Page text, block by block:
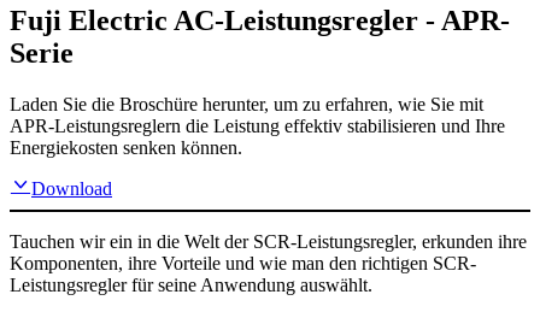
Fuji Electric AC-Leistungsregler - APR-
Serie
Laden Sie die Broschüre herunter, um zu erfahren, wie Sie mit
APR-Leistungsreglern die Leistung effektiv stabilisieren und Ihre
Energiekosten senken können.
Download
Tauchen wir ein in die Welt der SCR-Leistungsregler, erkunden ihre
Komponenten, ihre Vorteile und wie man den richtigen SCR-
Leistungsregler für seine Anwendung auswählt.